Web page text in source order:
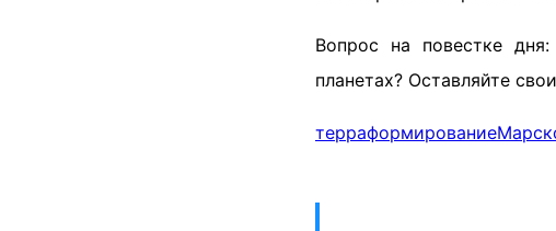
Вопрос на повестке
планетах? Оставляйте
терраформированиеМарс